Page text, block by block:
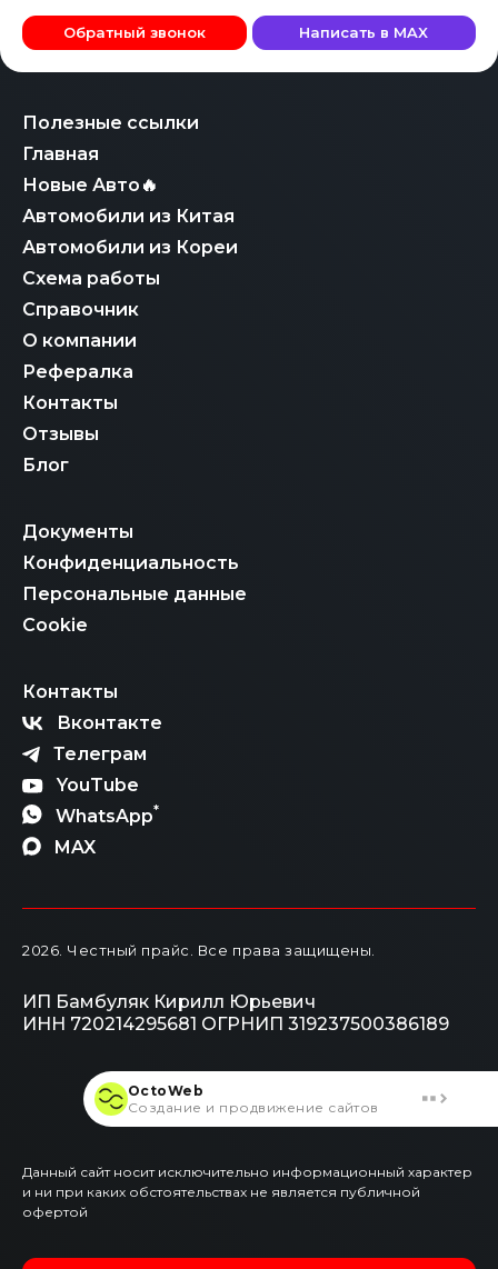
Полезные ссылки
Главная
Новые Авто🔥
Автомобили из Китая
Автомобили из Кореи
Схема работы
Справочник
О компании
Рефералка
Контакты
Отзывы
Блог
Документы
Конфиденциальность
Персональные данные
Cookie
Контакты
Вконтакте
Телеграм
YouTube
WhatsApp*
MAX
Обратный звонок Написать в MAX
2026 . Честный прайс. Все права защищены.
ИП Бамбуляк Кирилл Юрьевич
ИНН 720214295681 ОГРНИП 319237500386189
Данный сайт носит исключительно информационный характер
и ни при каких обстоятельствах не является публичной
офертой
OctoWeb
Создание и продвижение сайтов